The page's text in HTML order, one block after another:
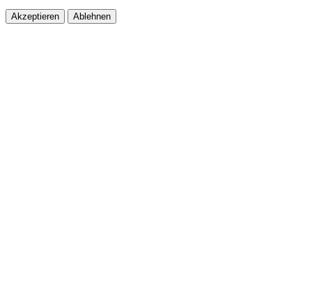
Akzeptieren Ablehnen